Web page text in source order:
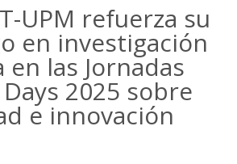
UPM refuerza su
en investigación
en las Jornadas
Days 2025 sobre
e innovación